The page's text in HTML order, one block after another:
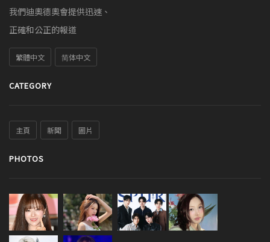
我們迪奧德奧會提供迅速、
正確和公正的報道
繁體中文 简体中文
CATEGORY
主頁 新聞 圖片
PHOTOS